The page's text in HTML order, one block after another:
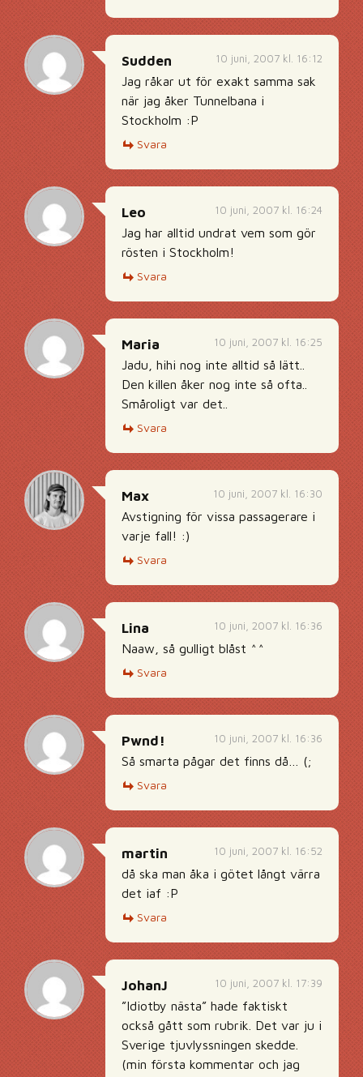
10 juni, 2007 kl. 16:12
Sudden
Jag råkar ut för exakt samma sak
när jag åker Tunnelbana i
Stockholm :P
Svara
10 juni, 2007 kl. 16:24
Leo
Jag har alltid undrat vem som gör
rösten i Stockholm!
Svara
10 juni, 2007 kl. 16:25
Maria
Jadu, hihi nog inte alltid så lätt..
Den killen åker nog inte så ofta..
Småroligt var det..
Svara
10 juni, 2007 kl. 16:30
Max
Avstigning för vissa passagerare i
varje fall! :)
Svara
10 juni, 2007 kl. 16:36
Lina
Naaw, så gulligt blåst ^^
Svara
10 juni, 2007 kl. 16:36
Pwnd!
Så smarta pågar det finns då… (;
Svara
10 juni, 2007 kl. 16:52
martin
då ska man åka i götet långt värra
det iaf :P
Svara
10 juni, 2007 kl. 17:39
JohanJ
”Idiotby nästa” hade faktiskt
också gått som rubrik. Det var ju i
Sverige tjuvlyssningen skedde.
(min första kommentar och jag